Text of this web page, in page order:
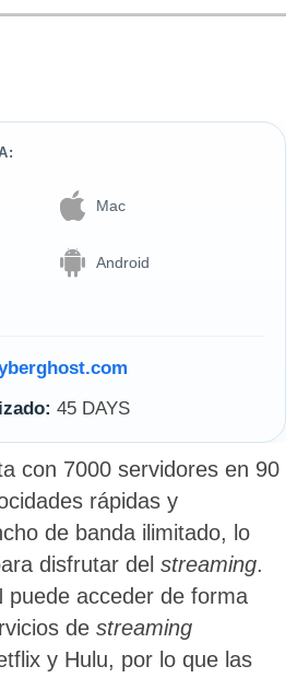
Mac
Android
45 DAYS
con 7000 servidores en 90
rápidas y
de banda ilimitado, lo
disfrutar del streaming.
puede acceder de forma
de streaming
y Hulu, por lo que las